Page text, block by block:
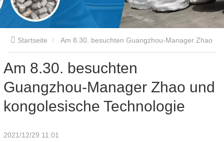
Startseite
und kongolesische Technologie
Am 8.30. besuchten
Guangzhou-Manager Zhao und
kongolesische Technologie
2021/12/29 11:01